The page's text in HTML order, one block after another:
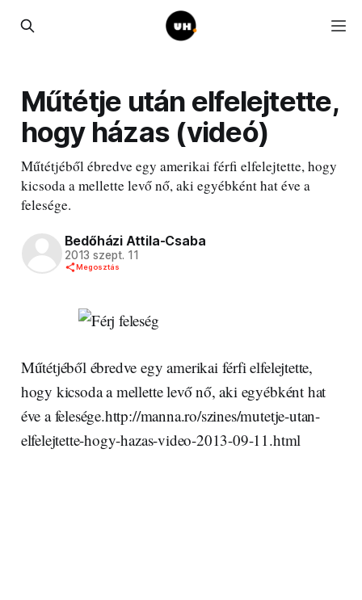
Műtétje után elfelejtette,
hogy házas (videó)
Műtétjéből ébredve egy amerikai férfi elfelejtette, hogy
kicsoda a mellette levő nő, aki egyébként hat éve a
felesége.
Bedőházi Attila-Csaba
2013 szept. 11
Megosztás
Műtétjéből ébredve egy amerikai férfi elfelejtette,
hogy kicsoda a mellette levő nő, aki egyébként hat
éve a felesége.http://manna.ro/szines/mutetje-utan-
elfelejtette-hogy-hazas-video-2013-09-11.html